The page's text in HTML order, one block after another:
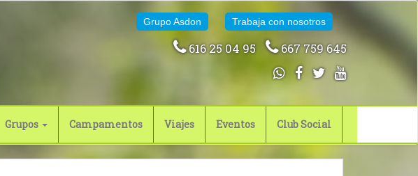
Grupo Asdon Trabaja con nosotros
616 25 04 95 667 759 645
Grupos Campamentos Viajes Eventos Club Social